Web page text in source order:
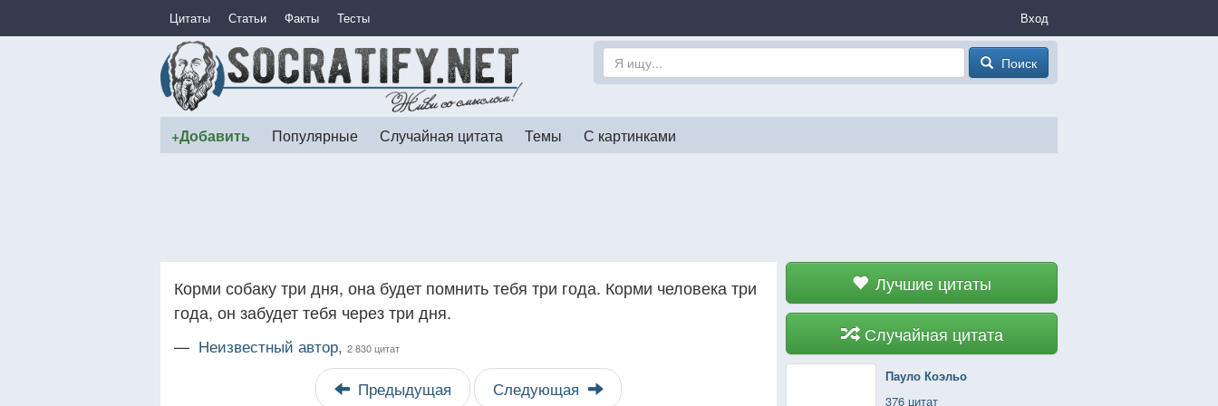
Цитаты Статьи Факты Тесты Вход
Поиск
+Добавить Популярные Случайная цитата Темы С картинками
Лучшие цитаты
Случайная цитата
Пауло Коэльо
376 цитат
Корми собаку три дня, она будет помнить тебя три года. Корми человека три
года, он забудет тебя через три дня.
— Неизвестный автор, 2 830 цитат
Предыдущая Следующая